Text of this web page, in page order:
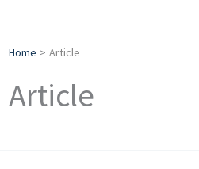
Home Article
Article